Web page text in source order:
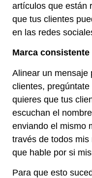
artículos que están
que tus clientes
en las redes
Marca consistente
Alinear un mensaje
clientes,
quieres que tus
escuchan el
enviando el mismo
través de todos
que hable por si
Para que esto